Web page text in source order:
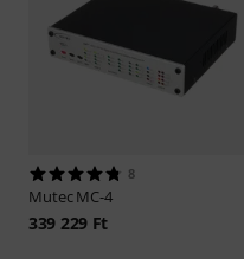
8
MutecMC-4
339 229 Ft